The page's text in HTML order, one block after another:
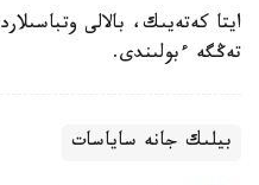
تەڭگە ءبولىندى.
بيلىك جانە ساياسات